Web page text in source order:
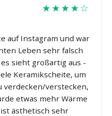
★★★★☆
auf Instagram und war
Leben sehr falsch
sieht großartig aus -
Keramikscheite, um
verdecken/verstecken,
etwas mehr Wärme
ästhetisch sehr